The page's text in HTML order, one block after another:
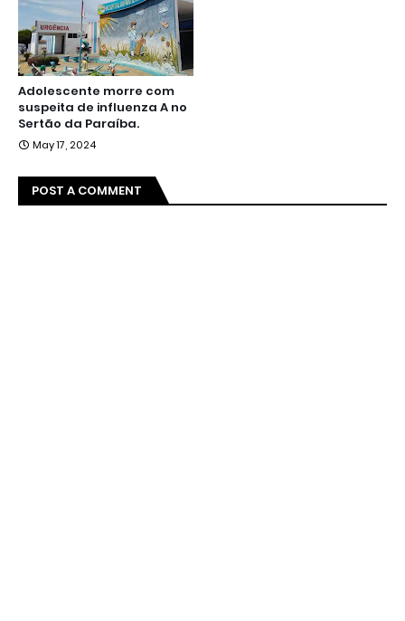
Adolescente morre com
suspeita de influenza A no
Sertão da Paraíba.
May 17, 2024
POST A COMMENT